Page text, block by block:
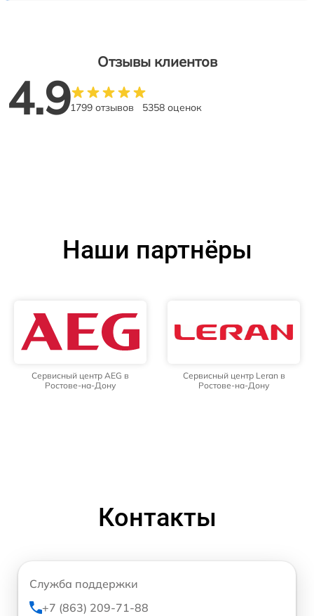
Отзывы клиентов
4.91799 отзывов 5358 оценок
Наши партнёры
Сервисный центр AEG в
Ростове-на-Дону
Сервисный центр Leran в
Ростове-на-Дону
Контакты
Служба поддержки
+7 (863) 209-71-88